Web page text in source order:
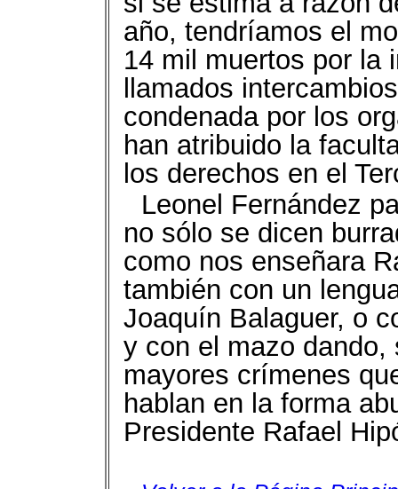
año, tendríamos el
14 mil muertos por la
llamados
condenada por los
han atribuido la
los derechos en el
Leonel Fernández
no sólo se dicen
como nos enseñara
también con un
Joaquín Balaguer, o
y con el mazo
mayores crímenes
hablan en la forma
Presidente Rafael